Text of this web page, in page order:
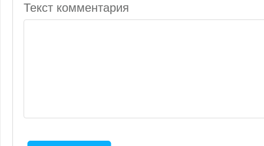
Текст комментария